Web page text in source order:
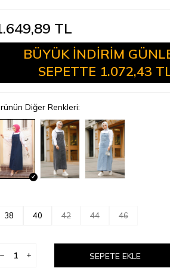
TL
BÜYÜK İNDİRİM
SEPETTE 1.072,43
Diğer Renkleri:
38 40 42 44 46
SEPETE EKLE